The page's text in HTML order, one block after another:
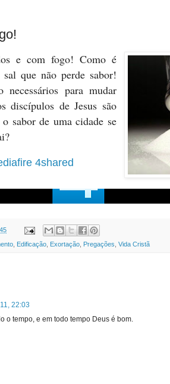
e com fogo! Como é
que não perde sabor!
necessários para mudar
discípulos de Jesus são
sabor de uma cidade se
4shared
, Edificação, Exortação, Pregações, Vida Cristã
22:03
o tempo, e em todo tempo Deus é bom.